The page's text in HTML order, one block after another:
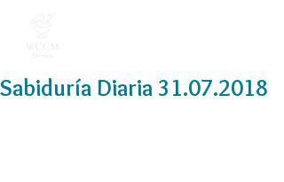
Sabiduría Diaria 31.07.2018